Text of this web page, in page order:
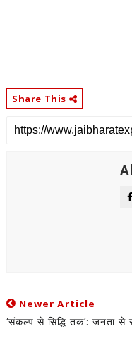
Share This
Newer Article
‘संकल्प से सिद्धि तक’: जनता से